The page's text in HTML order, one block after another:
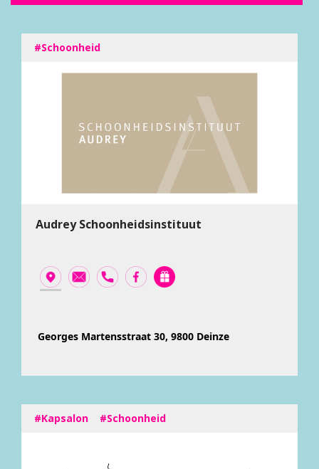
#Schoonheid
Audrey Schoonheidsinstituut
Georges Martensstraat 30, 9800 Deinze
#Kapsalon #Schoonheid